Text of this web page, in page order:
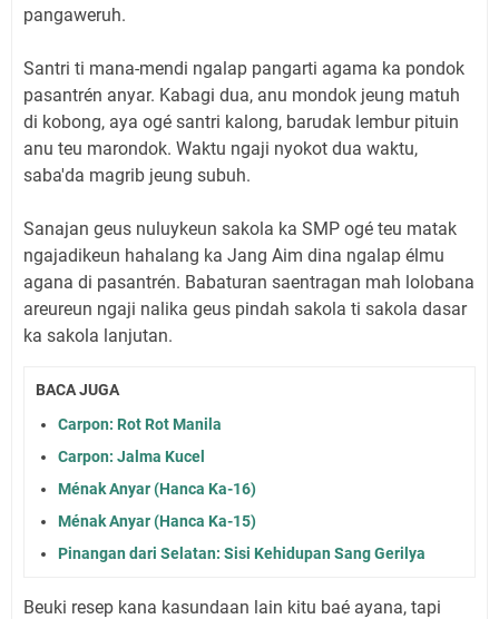
pangaweruh.
Santri ti mana-mendi ngalap pangarti agama ka pondok
pasantrén anyar. Kabagi dua, anu mondok jeung matuh
di kobong, aya ogé santri kalong, barudak lembur pituin
anu teu marondok. Waktu ngaji nyokot dua waktu,
saba'da magrib jeung subuh.
Sanajan geus nuluykeun sakola ka SMP ogé teu matak
ngajadikeun hahalang ka Jang Aim dina ngalap élmu
agana di pasantrén. Babaturan saentragan mah lolobana
areureun ngaji nalika geus pindah sakola ti sakola dasar
ka sakola lanjutan.
BACA JUGA
Carpon: Rot Rot Manila
Carpon: Jalma Kucel
Ménak Anyar (Hanca Ka-16)
Ménak Anyar (Hanca Ka-15)
Pinangan dari Selatan: Sisi Kehidupan Sang Gerilya
Beuki resep kana kasundaan lain kitu baé ayana, tapi